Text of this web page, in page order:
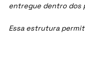
entregue dentro dos
Essa estrutura